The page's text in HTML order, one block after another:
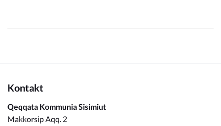
Kontakt
Qeqqata Kommunia Sisimiut
Makkorsip Aqq. 2